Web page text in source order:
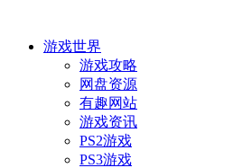
游戏世界
游戏攻略
网盘资源
有趣网站
游戏资讯
PS2游戏
PS3游戏